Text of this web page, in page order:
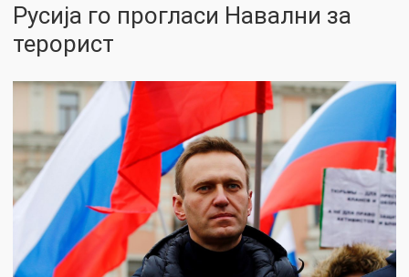
Русија го прогласи Навални за
терорист